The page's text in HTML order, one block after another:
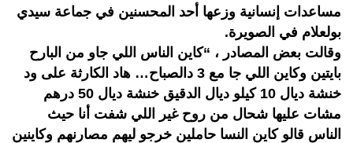
مساعدات إنسانية وزعها أحد المحسنين في جماعة سيدي
بولعلام في الصويرة.
وقالت بعض المصادر ، “كاين الناس اللي جاو من البارح
بايتين وكاين اللي جا مع 3 دالصباح… هاد الكارثة على ود
خنشة ديال 10 كيلو ديال الدقيق خنشة ديال 50 درهم
مشات عليها شحال من روح غير اللي شفت أنا حيث
الناس قالو كاين النسا حاملين خرجو ليهم مصارنهم وكاينين